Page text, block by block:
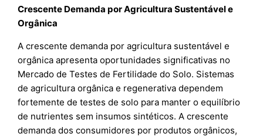
Crescente Demanda por Agricultura Sustentável e
Orgânica
A crescente demanda por agricultura sustentável e
orgânica apresenta oportunidades significativas no
Mercado de Testes de Fertilidade do Solo. Sistemas
de agricultura orgânica e regenerativa dependem
fortemente de testes de solo para manter o equilíbrio
de nutrientes sem insumos sintéticos. A crescente
demanda dos consumidores por produtos orgânicos,